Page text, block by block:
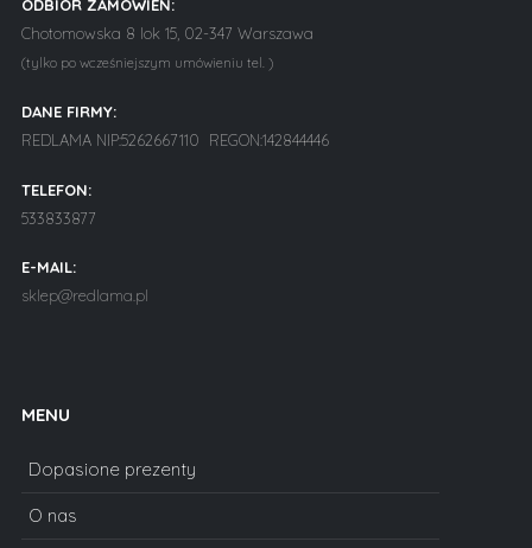
ODBIÓR ZAMÓWIEŃ:
Chotomowska 8 lok 15, 02-347 Warszawa
(tylko po wcześniejszym umówieniu tel. )
DANE FIRMY:
REDLAMA NIP:5262667110 REGON:142844446
TELEFON:
533833877
E-MAIL:
sklep@redlama.pl
MENU
Dopasione prezenty
O nas